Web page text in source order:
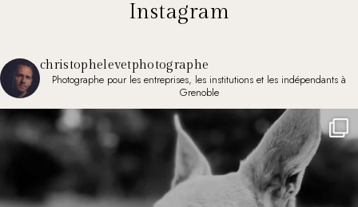
Instagram
christophelevetphotographe
Photographe pour les entreprises, les institutions et les indépendants à
Grenoble